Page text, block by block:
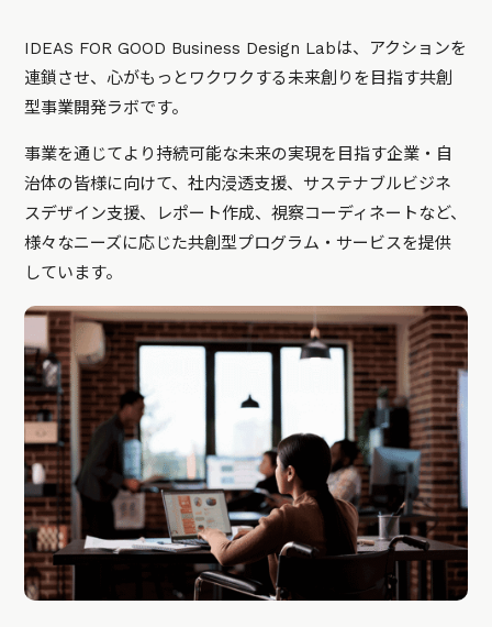
IDEAS FOR GOOD Business Design Labは、アクションを
連鎖させ、心がもっとワクワクする未来創りを目指す共創
型事業開発ラボです。
事業を通じてより持続可能な未来の実現を目指す企業・自
治体の皆様に向けて、社内浸透支援、サステナブルビジネ
スデザイン支援、レポート作成、視察コーディネートなど、
様々なニーズに応じた共創型プログラム・サービスを提供
しています。